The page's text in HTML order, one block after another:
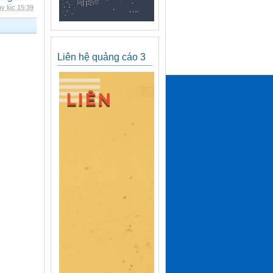
lúc 15:39
Liên hệ quảng cáo 3